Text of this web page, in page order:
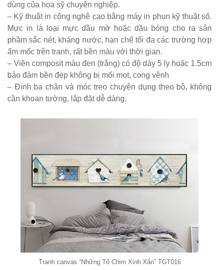
vách ngăn
căn hộ, văn
phòng,
quán cafe
Bộ bàn ghế
ăn ngoài
nhôm đúc
ốp gỗ nhựa
Bộ bàn ghế
cafe ngoài
trời ban
công sân
dùng của họa sỹ chuyên nghiệp.
– Kỹ thuật in công nghê cao bằng máy in phun kỹ thuật số.
Mực in là loại mực dầu mờ hoặc dầu bóng cho ra sản
phầm sắc nét, kháng nước, hạn chế tối đa các trường hợp
ẩm mốc trên tranh, rất bền màu với thời gian.
– Viền composit màu đen (trắng) có độ dày 5 ly hoặc 1.5cm
bảo đảm bền đẹp không bị mối mọt, cong vênh
– Đinh ba chân và móc treo chuyên dụng theo bộ, không
cần khoan tường, lắp đặt dễ dàng.
Tranh canvas “Những Tổ Chim Xinh Xắn” TGT016